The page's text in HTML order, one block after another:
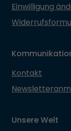
Einwilligung
Kontakt
Unsere Welt